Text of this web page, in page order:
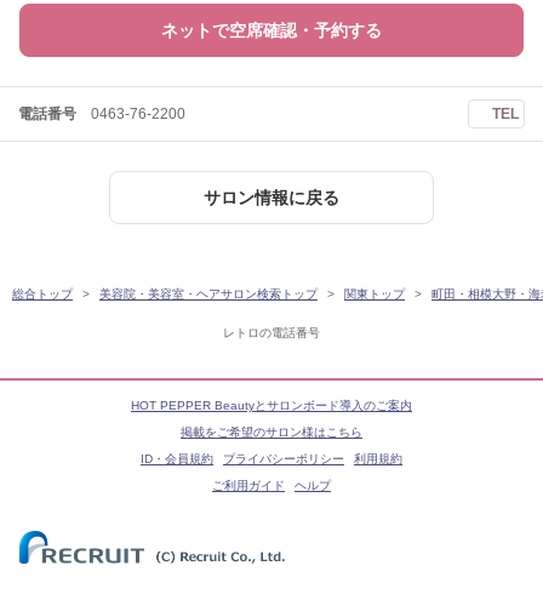
レトロの電話番号
ネットで空席確認・予約する
電話番号 0463-76-2200 TEL
サロン情報に戻る
総合トップ 美容院・美容室・ヘアサロン検索トップ 関東トップ 町田・相模大野・
HOT PEPPER Beautyとサロンボード導入のご案内
掲載をご希望のサロン様はこちら
ID・会員規約
プライバシーポリシー
利用規約
ご利用ガイド
ヘルプ